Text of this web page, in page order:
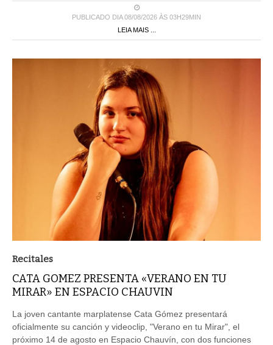
PUBLICADO DIA 08/08/2026 ÀS 03H29MIN
LEIA MAIS ...
Recitales
CATA GOMEZ PRESENTA «VERANO EN TU
MIRAR» EN ESPACIO CHAUVIN
La joven cantante marplatense Cata Gómez presentará
oficialmente su canción y videoclip, "Verano en tu Mirar", el
próximo 14 de agosto en Espacio Chauvín, con dos funciones